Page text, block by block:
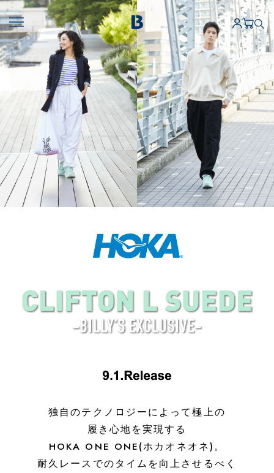
独自のテクノロジーによって極上の
履き心地を実現する
HOKA ONE ONE(ホカオネオネ)。
耐久レースでのタイムを向上させるべく